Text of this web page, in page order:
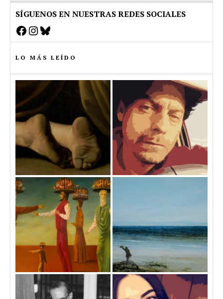
SÍGUENOS EN NUESTRAS REDES SOCIALES
Facebook
Instagram
Bluesky
LO MÁS LEÍDO